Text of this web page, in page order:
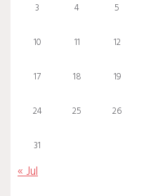
3 4 5
10 11 12
17 18 19
24 25 26
31
« Jul